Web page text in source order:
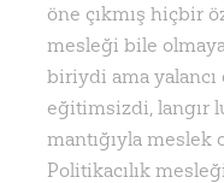
öne çıkmış hiçbir
mesleği bile
biriydi ama yalancı
eğitimsizdi, langır
mantığıyla meslek
Politikacılık